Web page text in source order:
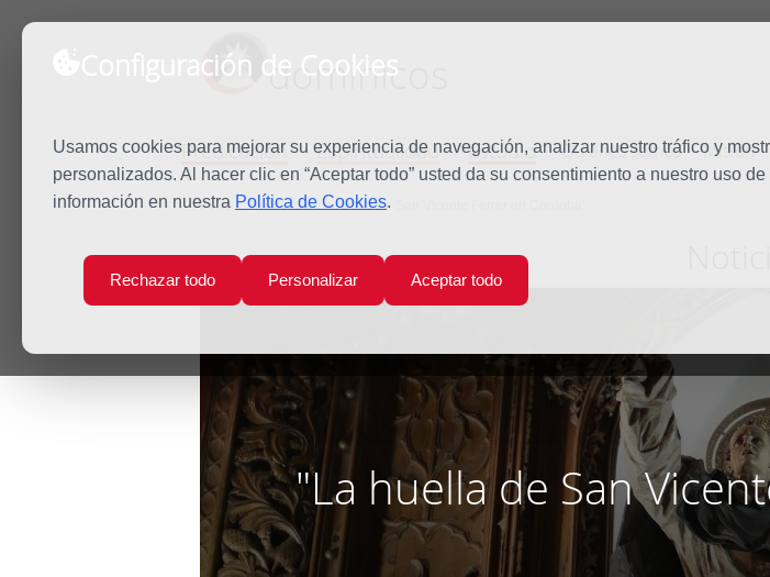
Configuración de Cookies
Usamos cookies para mejorar su experiencia de navegación, analizar nuestro tráfico y
personalizados. Al hacer clic en “Aceptar todo” usted da su consentimiento a nuestro uso
información en nuestra Política de Cookies.
Rechazar todo Personalizar Aceptar todo
dominicos
Predicación Espiritualidad Estudio Quiénes somos Misión
Inicio Noticias 'La huella de San Vicente Ferrer en Córdoba'
"La huella de San